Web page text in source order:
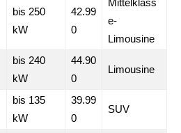
bis 250
kW
42.99
0
Mittelklass
e-
Limousine
bis 240
kW
44.90
0
Limousine
bis 135
kW
39.99
0
SUV